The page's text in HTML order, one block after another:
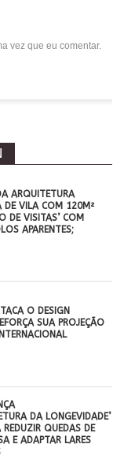
vez que eu comentar.
ARQUITETURA
DE VILA COM 120M²
DE VISITAS’ COM
APARENTES;
O DESIGN
SUA PROJEÇÃO
DA LONGEVIDADE’
REDUZIR QUEDAS DE
E ADAPTAR LARES